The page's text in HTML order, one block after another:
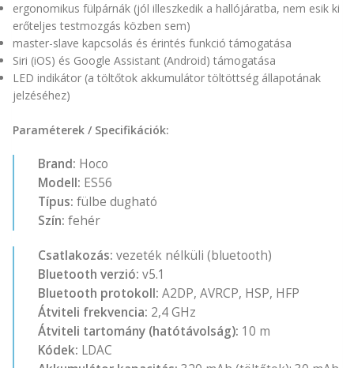
ergonomikus fülpárnák (jól illeszkedik a hallójáratba, nem esik ki
erőteljes testmozgás közben sem)
master-slave kapcsolás és érintés funkció támogatása
Siri (iOS) és Google Assistant (Android) támogatása
LED indikátor (a töltőtok akkumulátor töltöttség állapotának
jelzéséhez)
Paraméterek / Specifikációk:
Brand: Hoco
Modell: ES56
Típus: fülbe dugható
Szín: fehér
Csatlakozás: vezeték nélküli (bluetooth)
Bluetooth verzió: v5.1
Bluetooth protokoll: A2DP, AVRCP, HSP, HFP
Átviteli frekvencia: 2,4 GHz
Átviteli tartomány (hatótávolság): 10 m
Kódek: LDAC